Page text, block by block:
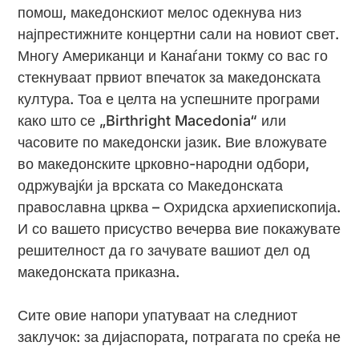
помош, македонскиот мелос одекнува низ
најпрестижните концертни сали на новиот свет.
Многу Американци и Канаѓани токму со вас го
стекнуваат првиот впечаток за македонската
култура. Тоа е целта на успешните програми
како што се „Birthright Macedonia“ или
часовите по македонски јазик. Вие вложувате
во македонските црковно-народни одбори,
одржувајќи ја врската со Македонската
православна црква – Охридска архиепископија.
И со вашето присуство вечерва вие покажувате
решителност да го зачувате вашиот дел од
македонската приказна.
Сите овие напори упатуваат на следниот
заклучок: за дијаспората, потрагата по среќа не